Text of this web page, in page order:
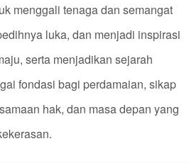
menggali tenaga dan semangat
luka, dan menjadi inspirasi
serta menjadikan sejarah
fondasi bagi perdamaian, sikap
hak, dan masa depan yang